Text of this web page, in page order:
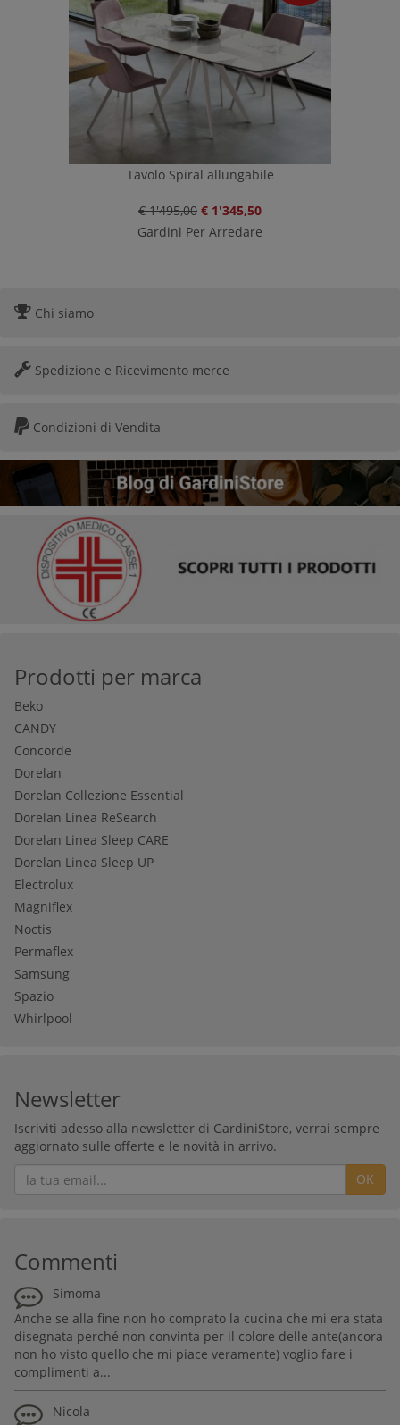
Tavolo Spiral allungabile
€ 1'495,00 € 1'345,50
Gardini Per Arredare
Chi siamo
Spedizione e Ricevimento merce
Condizioni di Vendita
Prodotti per marca
Beko
CANDY
Concorde
Dorelan
Dorelan Collezione Essential
Dorelan Linea ReSearch
Dorelan Linea Sleep CARE
Dorelan Linea Sleep UP
Electrolux
Magniflex
Noctis
Permaflex
Samsung
Spazio
Whirlpool
Newsletter
Iscriviti adesso alla newsletter di GardiniStore, verrai sempre
aggiornato sulle offerte e le novità in arrivo.
OK
Commenti
Simoma
Anche se alla fine non ho comprato la cucina che mi era stata
disegnata perché non convinta per il colore delle ante(ancora
non ho visto quello che mi piace veramente) voglio fare i
complimenti a...
Nicola